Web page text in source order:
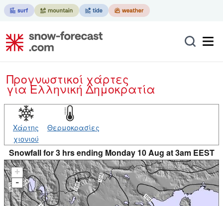
Προγνωστικοί χάρτες
για Ελληνική Δημοκρατία
Χάρτης
χιονιού
Θερμοκρασίες
Snowfall for 3 hrs ending Monday 10 Aug at 3am EEST
+
-